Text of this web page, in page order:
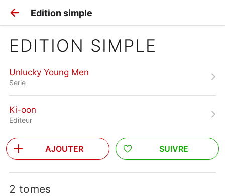
Edition simple
EDITION SIMPLE
Unlucky Young Men
Serie
Ki-oon
Editeur
AJOUTER SUIVRE
2 tomes